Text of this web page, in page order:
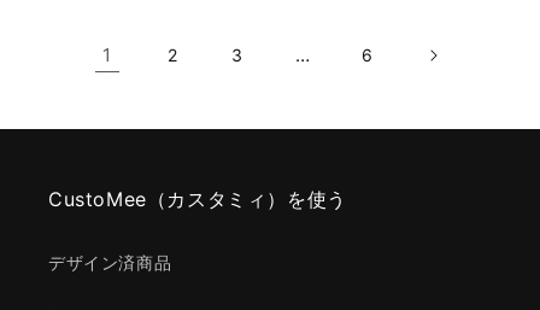
1 2 3 … 6
CustoMee（カスタミィ）を使う
デザイン済商品